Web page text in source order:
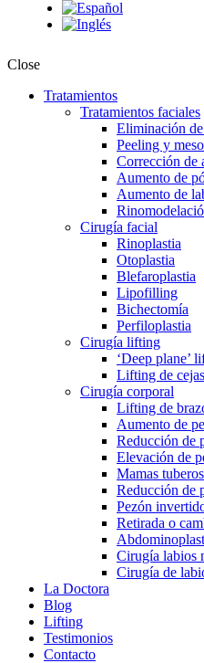
Close
Tratamientos
Tratamientos faciales
Eliminación
Peeling y
Corrección de
Aumento de
Aumento de
Cirugía facial
Rinoplastia
Otoplastia
Blefaroplastia
Lipofilling
Bichectomía
Perfiloplastia
Cirugía lifting
‘Deep plane’
Lifting de cejas
Cirugía corporal
Lifting de
Aumento de
Reducción de
Elevación de
Mamas
Reducción de
Pezón
Retirada o
Cirugía labios
Cirugía de
La Doctora
Blog
Lifting
Testimonios
Contacto